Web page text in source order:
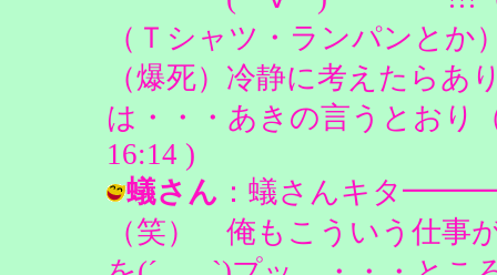
（Ｔシャツ・ランパンと
（爆死）冷静に考えたら
は・・・あきの言うとおり
16:14 )
蟻さん ：蟻さんキタ
（笑） 俺もこういう仕事